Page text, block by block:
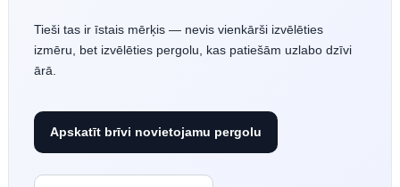
Tieši tas ir īstais mērķis — nevis vienkārši izvēlēties
izmēru, bet izvēlēties pergolu, kas patiešām uzlabo dzīvi
ārā.
Apskatīt brīvi novietojamu pergolu